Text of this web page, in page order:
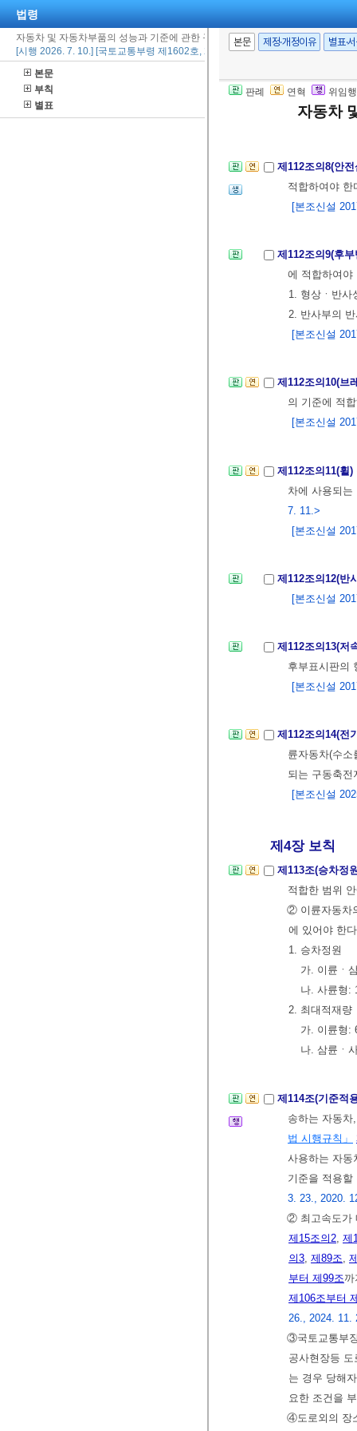
법령
자동차 및 자동차부품의 성능과 기준에 관한 규칙
[시행 2026. 7. 10.] [국토교통부령 제1602호, 2026. 7. 10., 일부개정]
본문
부칙
별표
본문 제정·개정이유 별표·
판례 연혁 위임
자동차
[본조신설
제112조의7(창
여야 한다. <
[본조신설
제112조의8(안
적합하여야
[본조신설
제112조의9(후
에 적합하여야
1. 형상ㆍ반
2. 반사부의
[본조신설
제112조의10(브
의 기준에 적
[본조신설
제112조의11(휠)
차에 사용되
7. 11.>
[본조신설
제112조의12(반
[본조신설
제112조의13(저
후부표시판의
[본조신설
제112조의14(전
륜자동차(수
되는 구동축
[본조신설
제4장 보칙
제113조(승차정
적합한 범위
② 이륜자동차
에 있어야 한
1. 승차정원
가. 이륜ㆍ
나. 사륜형:
2. 최대적재량
가. 이륜형:
나. 삼륜ㆍ
제114조(기준적
송하는 자동차
법 시행규칙」
사용하는 자동
기준을 적용
3. 23., 2020.
② 최고속도가
제15조의2 제
의3 제89조
부터 제99조
제106조부터
26., 2024. 11.
③국토교통부
공사현장등
는 경우 당해
요한 조건을
④도로외의 장